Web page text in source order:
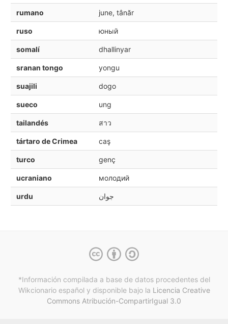
rumano june, tânăr
ruso юный
somalí dhallinyar
sranan tongo yongu
suajili dogo
sueco ung
tailandés สาว
tártaro de Crimea caş
turco genç
ucraniano молодий
urdu جوان
*Información compilada a base de datos procedentes del
Wikcionario español y disponible bajo la Licencia Creative
Commons Atribución-CompartirIgual 3.0